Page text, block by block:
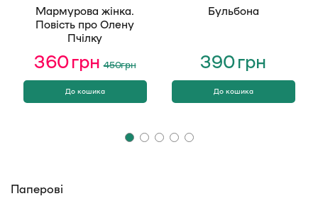
Паперові
Мармурова жінка.
Повість про Олену
Пчілку
450грн
Оригінальна
ціна:
450 грн.
360грнПоточна
ціна:
360 грн.
До кошика
Бульбона
390грн
До кошика